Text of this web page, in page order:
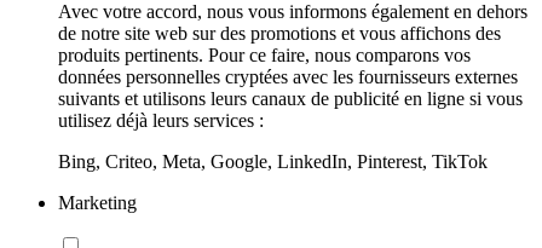
Avec votre accord, nous vous informons également en dehors
de notre site web sur des promotions et vous affichons des
produits pertinents. Pour ce faire, nous comparons vos
données personnelles cryptées avec les fournisseurs externes
suivants et utilisons leurs canaux de publicité en ligne si vous
utilisez déjà leurs services :
Bing, Criteo, Meta, Google, LinkedIn, Pinterest, TikTok
Marketing